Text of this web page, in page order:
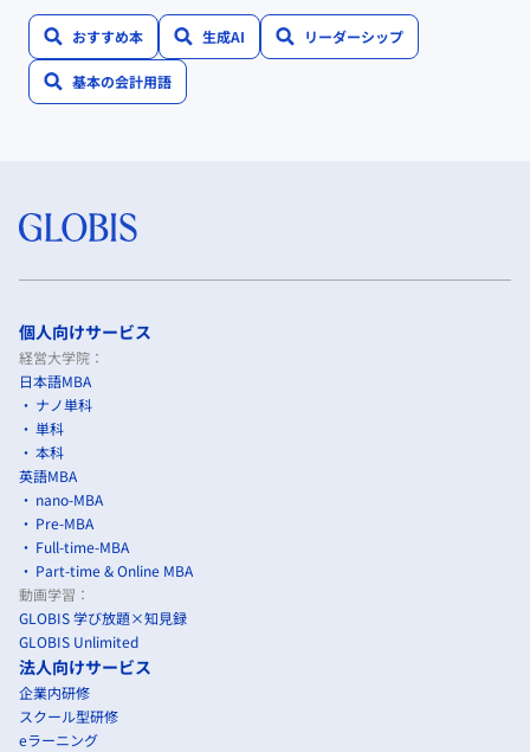
おすすめ本 生成AI リーダーシップ
基本の会計用語
個人向けサービス
経営大学院：
日本語MBA
ナノ単科
単科
本科
英語MBA
nano-MBA
Pre-MBA
Full-time-MBA
Part-time & Online MBA
動画学習：
GLOBIS 学び放題×知見録
GLOBIS Unlimited
法人向けサービス
企業内研修
スクール型研修
eラーニング